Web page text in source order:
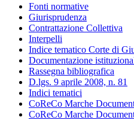
Fonti normative
Giurisprudenza
Contrattazione Collettiva
Interpelli
Indice tematico Corte di
Documentazione
Rassegna bibliografica
D.lgs. 9 aprile 2008, n. 81
Indici tematici
CoReCo Marche
CoReCo Marche